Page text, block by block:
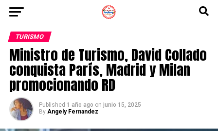
TURISMO
Ministro de Turismo, David Collado
conquista París, Madrid y Milan
promocionando RD
Published 1 año ago on junio 15, 2025
By Angely Fernandez